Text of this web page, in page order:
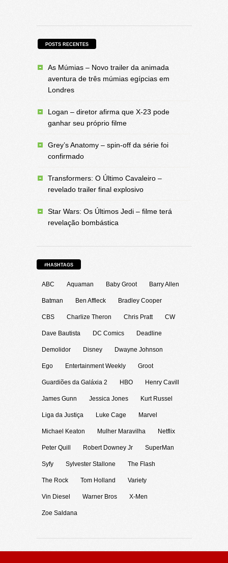
POSTS RECENTES
As Múmias – Novo trailer da animada
aventura de três múmias egípcias em
Londres
Logan – diretor afirma que X-23 pode
ganhar seu próprio filme
Grey’s Anatomy – spin-off da série foi
confirmado
Transformers: O Último Cavaleiro –
revelado trailer final explosivo
Star Wars: Os Últimos Jedi – filme terá
revelação bombástica
#HASHTAGS
ABC Aquaman Baby Groot Barry Allen
Batman Ben Affleck Bradley Cooper
CBS Charlize Theron Chris Pratt CW
Dave Bautista DC Comics Deadline
Demolidor Disney Dwayne Johnson
Ego Entertainment Weekly Groot
Guardiões da Galáxia 2 HBO Henry Cavill
James Gunn Jessica Jones Kurt Russel
Liga da Justiça Luke Cage Marvel
Michael Keaton Mulher Maravilha Netflix
Peter Quill Robert Downey Jr SuperMan
Syfy Sylvester Stallone The Flash
The Rock Tom Holland Variety
Vin Diesel Warner Bros X-Men
Zoe Saldana